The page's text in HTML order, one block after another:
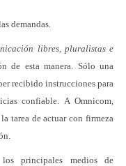
demandas.
libres, pluralistas e
de esta manera. Sólo una
recibido instrucciones para
confiable. A Omnicom,
tarea de actuar con firmeza
principales medios de